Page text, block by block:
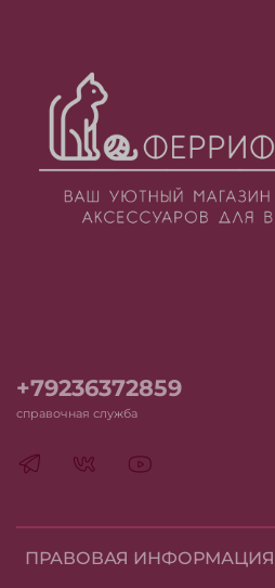
ПРАВОВАЯ ИНФОРМАЦИЯ
+79236372859
справочная служба